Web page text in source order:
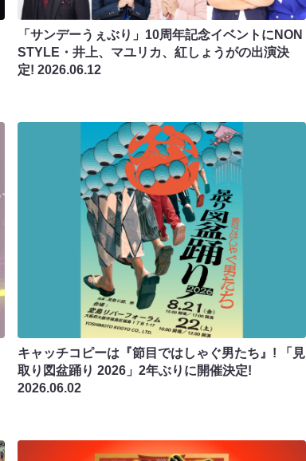
「サンデーうぇぶり」10周年記念イベントにNON
STYLE・井上、マユリカ、紅しょうがの出演決
定!2026.06.12
キャッチコピーは『節目ではしゃぐ男たち』! 「見
取り図盆踊り 2026」2年ぶりに開催決定!
2026.06.02